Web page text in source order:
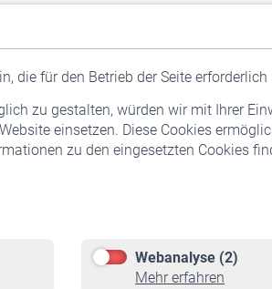
die für den Betrieb der Seite erforderlich
zu gestalten, würden wir mit Ihrer
einsetzen. Diese Cookies
zu den eingesetzten Cookies
Webanalyse (2)
Mehr erfahren
Rente beantragen
Rentenauszahlung